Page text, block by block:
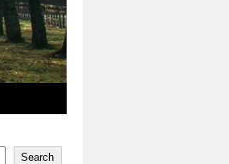
Search